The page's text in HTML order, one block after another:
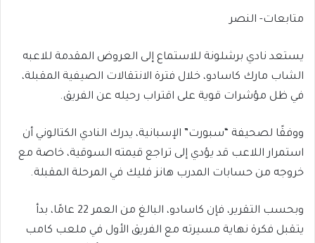
متابعات- النصر
يستعد نادي برشلونة للاستماع إلى العروض المقدمة للاعبه
الشاب مارك كاسادو، خلال فترة الانتقالات الصيفية المقبلة،
في ظل مؤشرات قوية على اقتراب رحيله عن الفريق.
ووفقًا لصحيفة “سبورت” الإسبانية، يدرك النادي الكتالوني أن
استمرار اللاعب قد يؤدي إلى تراجع قيمته السوقية، خاصة مع
خروجه من حسابات المدرب هانز فليك في المرحلة المقبلة.
وبحسب التقرير، فإن كاسادو، البالغ من العمر 22 عامًا، بدأ
يتقبل فكرة نهاية مسيرته مع الفريق الأول في ملعب كامب